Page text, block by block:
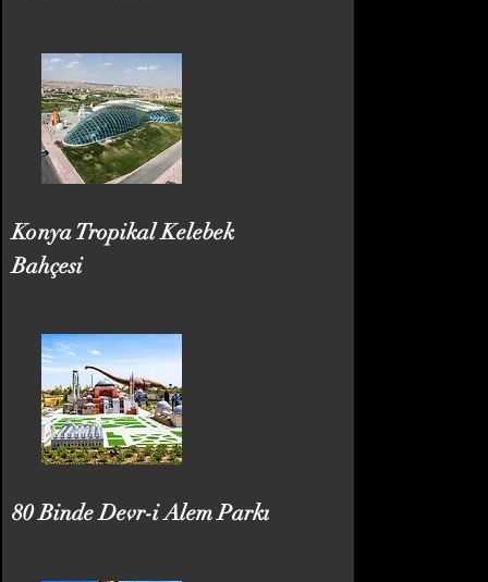
Konya Tropikal Kelebek
Bahçesi
80 Binde Devr-i Alem Parkı